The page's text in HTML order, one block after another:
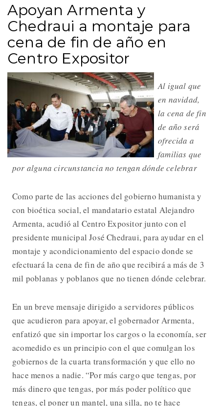
Apoyan Armenta y
Chedraui a montaje para
cena de fin de año en
Centro Expositor
Al igual que
en navidad,
la cena de fin
de año será
ofrecida a
familias que
por alguna circunstancia no tengan dónde celebrar
Como parte de las acciones del gobierno humanista y
con bioética social, el mandatario estatal Alejandro
Armenta, acudió al Centro Expositor junto con el
presidente municipal José Chedraui, para ayudar en el
montaje y acondicionamiento del espacio donde se
efectuará la cena de fin de año que recibirá a más de 3
mil poblanas y poblanos que no tienen dónde celebrar.
En un breve mensaje dirigido a servidores públicos
que acudieron para apoyar, el gobernador Armenta,
enfatizó que sin importar los cargos o la economía, ser
acomedido es un principio con el que comulgan los
gobiernos de la cuarta transformación y que ello no
hace menos a nadie. “Por más cargo que tengas, por
más dinero que tengas, por más poder político que
tengas, el poner un mantel, una silla, no te hace